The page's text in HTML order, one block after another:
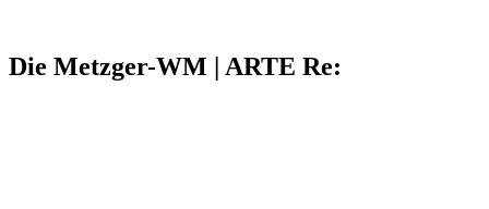
Die Metzger-WM | ARTE Re: